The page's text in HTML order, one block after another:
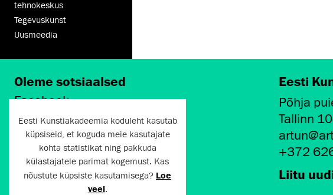
tehnokeskus
Tegevuskunst
Uusmeedia
Oleme sotsiaalsed
Facebook
Twitter
LinkedIn
Flickr
Vimeo
YouTube
Eesti
Põhja
Tallinn
+372
Liitu
Eesti Kunstiakadeemia koduleht kasutab
küpsiseid, et koguda meie kasutajate
kohta statistikat ning pakkuda
külastajatele parimat kogemust. Kas
nõustute küpsiste kasutamisega? Loe
veel.